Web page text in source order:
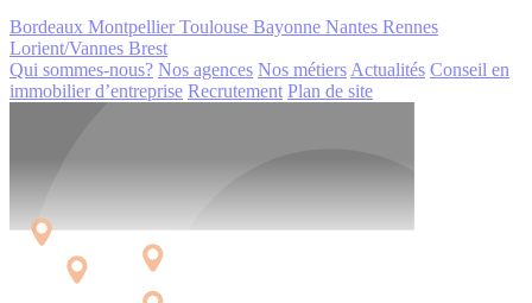
Bordeaux Montpellier Toulouse Bayonne Nantes Rennes
Lorient/Vannes Brest
Qui sommes-nous? Nos agences Nos métiers Actualités Conseil en
immobilier d’entreprise Recrutement Plan de site